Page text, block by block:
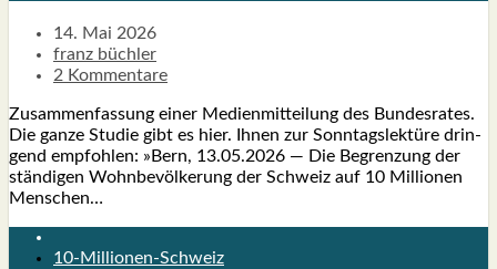
14. Mai 2026
franz büchler
2 Kommentare
Zusam­men­fas­sung einer Medi­en­mit­tei­lung des Bun­des­ra­tes.
Die gan­ze Stu­die gibt es hier. Ihnen zur Sonn­tags­lek­tü­re drin­
gend emp­foh­len: »Bern, 13.05.2026 — Die Begren­zung der
stän­di­gen Wohn­be­völ­ke­rung der Schweiz auf 10 Mil­lio­nen
Men­schen…
10-Millionen-Schweiz